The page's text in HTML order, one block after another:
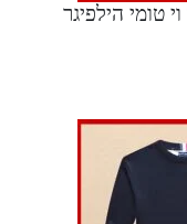
טומי הילפיגר